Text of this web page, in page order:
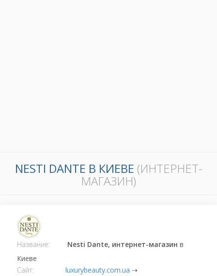
NESTI DANTE В КИЕВЕ (ИНТЕРНЕТ-
МАГАЗИН)
Название: Nesti Dante, интернет-магазин в
Киеве
Сайт:
luxurybeauty.com.ua ⇢